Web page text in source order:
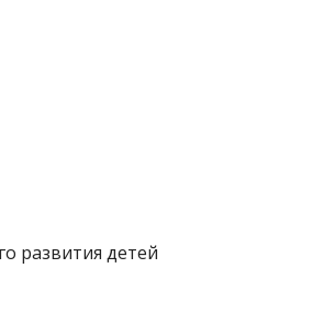
развития детей